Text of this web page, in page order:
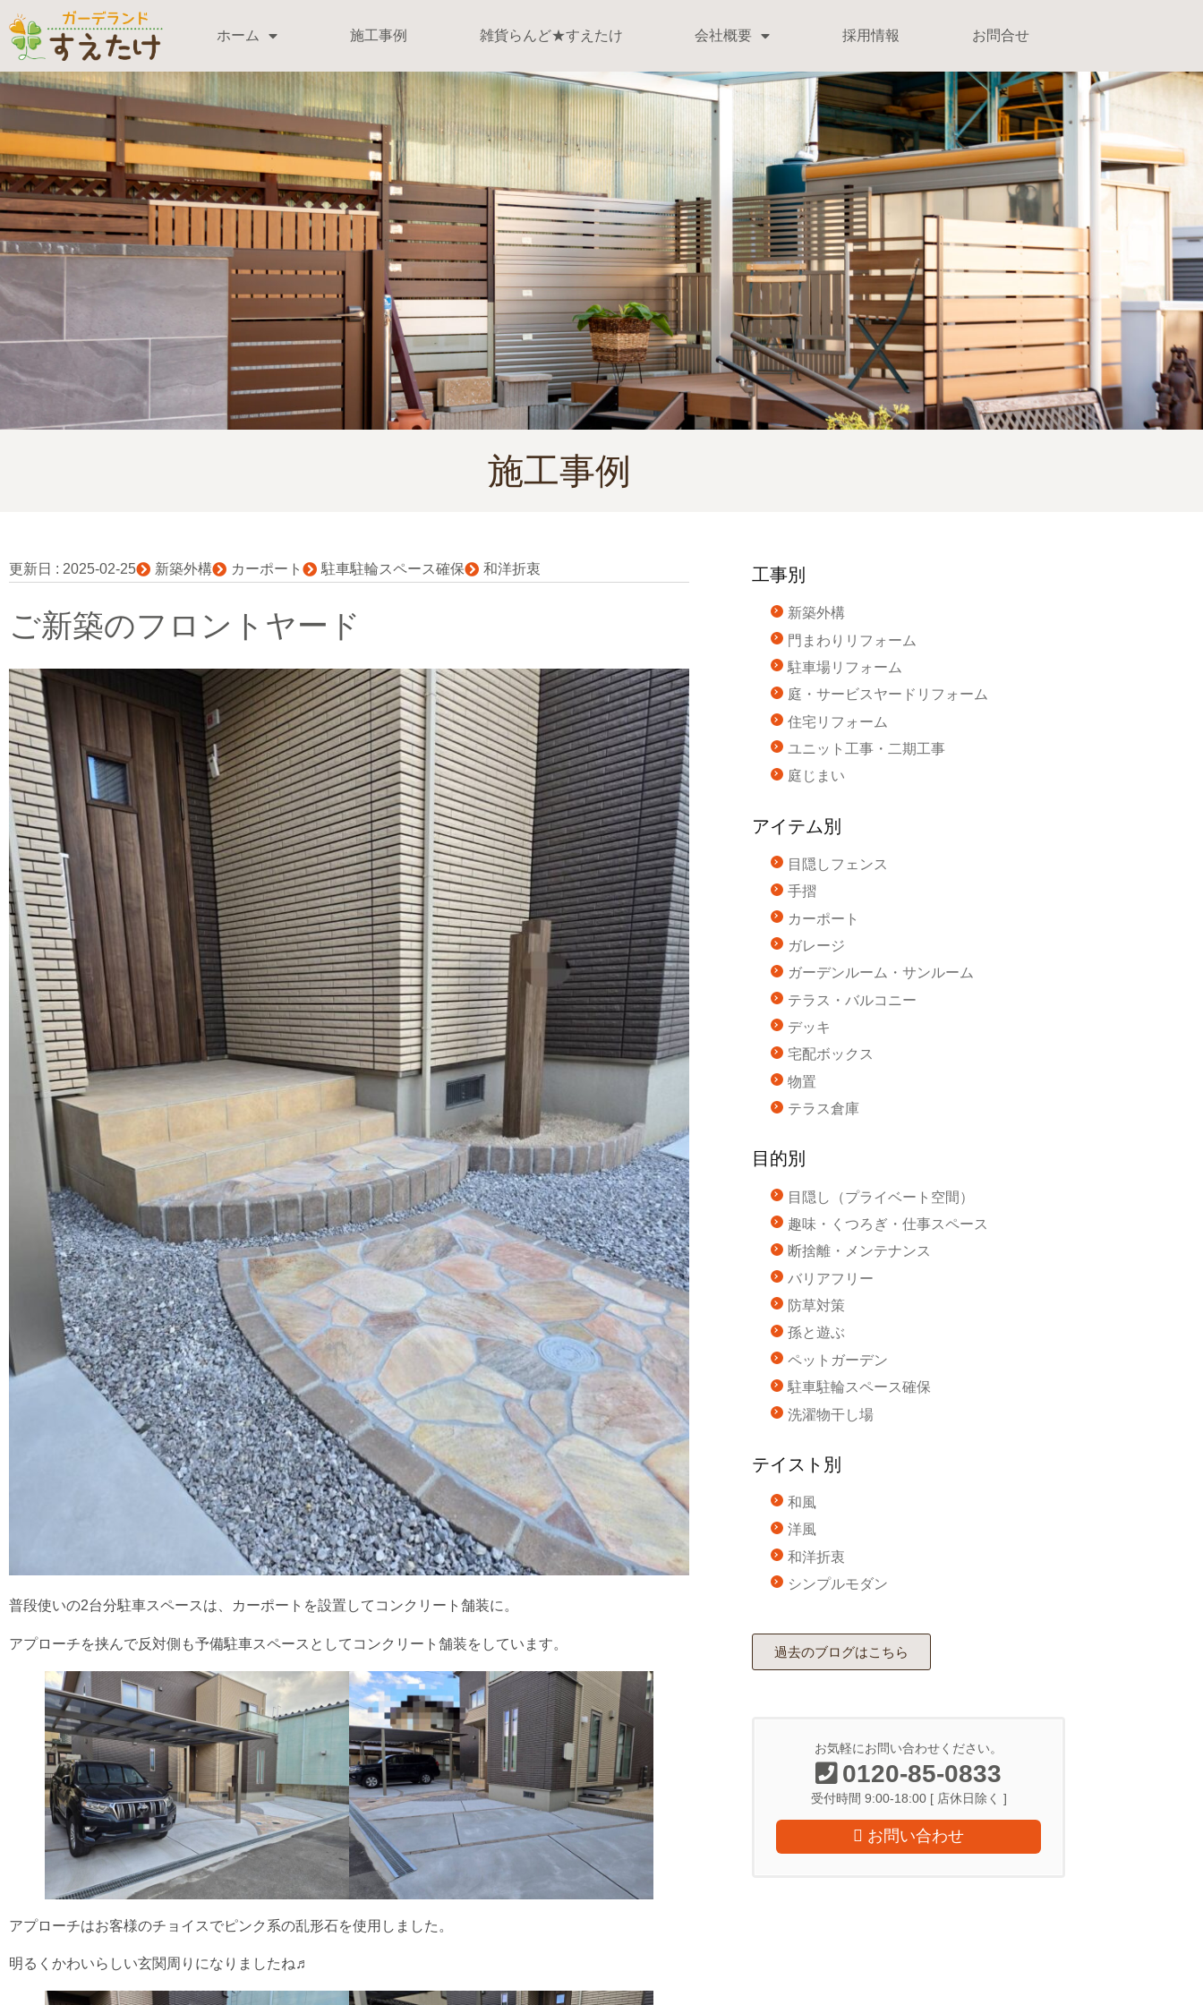
ホーム 施工事例 雑貨らんど★すえたけ 会社概要 採用情報 お問合せ
施工事例
更新日 : 2025-02-25 新築外構 カーポート 駐車駐輪スペース確保 和洋折衷
ご新築のフロントヤード
普段使いの2台分駐車スペースは、カーポートを設置してコンクリート舗装に。
アプローチを挟んで反対側も予備駐車スペースとしてコンクリート舗装をしています。
アプローチはお客様のチョイスでピンク系の乱形石を使用しました。
明るくかわいらしい玄関周りになりましたね♬
工事別
新築外構
門まわりリフォーム
駐車場リフォーム
庭・サービスヤードリフォーム
住宅リフォーム
ユニット工事・二期工事
庭じまい
アイテム別
目隠しフェンス
手摺
カーポート
ガレージ
ガーデンルーム・サンルーム
テラス・バルコニー
デッキ
宅配ボックス
物置
テラス倉庫
目的別
目隠し（プライベート空間）
趣味・くつろぎ・仕事スペース
断捨離・メンテナンス
バリアフリー
防草対策
孫と遊ぶ
ペットガーデン
駐車駐輪スペース確保
洗濯物干し場
テイスト別
和風
洋風
和洋折衷
シンプルモダン
過去のブログはこちら
お気軽にお問い合わせください。
0120-85-0833
受付時間 9:00-18:00 [ 店休日除く ]
お問い合わせ